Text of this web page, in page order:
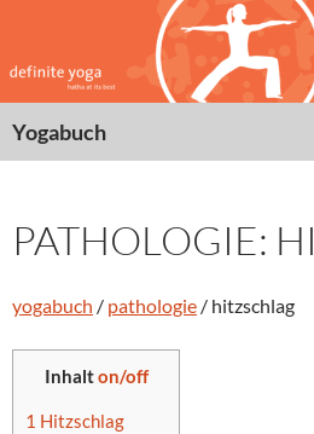
springen
Yogabuch
PATHOLOGIE:
yogabuch / pathologie / hitzschlag
Inhalton/off
1 Hitzschlag